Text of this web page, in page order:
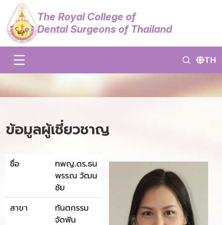
The Royal College of
Dental Surgeons of Thailand
TH
ข้อมูลผู้เชี่ยวชาญ
ชื่อ
ทพญ.ดร.ธน
พรรณ วัฒน
ชัย
สาขา
ทันตกรรม
จัดฟัน